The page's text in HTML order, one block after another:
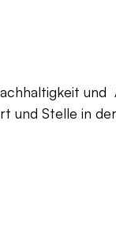
und
und Stelle in